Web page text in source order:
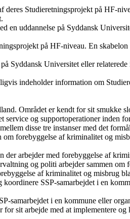
Studieretningsprojekt på HF-
uddannelse på Syddansk
på HF-niveau. En
Syddansk Universitet eller
indeholder information om
Området er kendt for sit smukke
og supportoperationer inden
disse tre instanser med det
forebyggelse af kriminalitet og
der arbejder med forebyggelse af
og politi arbejder sammen
af kriminalitet og misbrug
SSP-samarbejdet i en
samarbejdet i en kommune eller
sit arbejde med at implementere